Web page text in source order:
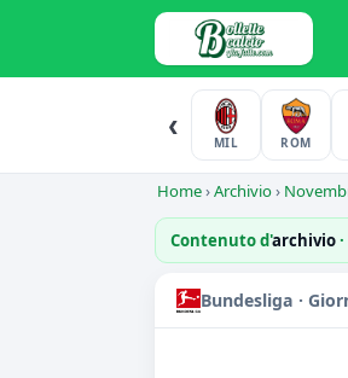
‹
MIL ROM
Home›Archivio›
Contenuto d'archivio
Bundesliga ·